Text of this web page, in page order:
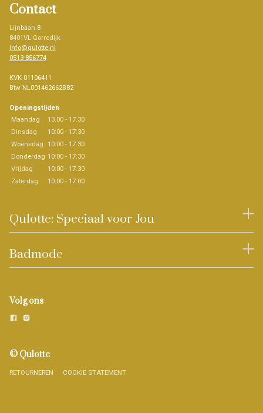
Contact
Lijnbaan 8
8401VL Gorredijk
info@qulotte.nl
0513-856774
KVK 01106411
Btw NL001462662B82
Openingstijden
Maandag
13.00 - 17.30
Dinsdag
10:00 - 17:30
Woensdag 10:00 - 17:30
Donderdag 10:00 - 17:30
Vrijdag
10:00 - 17.30
Zaterdag
10.00 - 17.00
Qulotte: Speciaal voor Jou
Badmode
Volg ons
© Qulotte
RETOURNEREN COOKIE STATEMENT